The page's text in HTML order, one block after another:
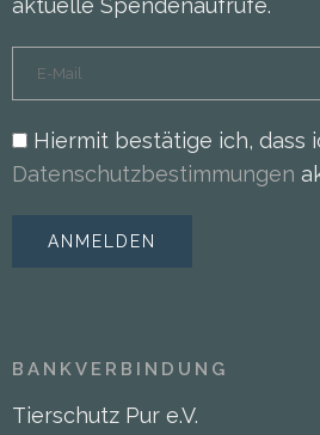
aktuelle Spendenaufrufe.
Hiermit bestätige ich, dass
Datenschutzbestimmungen
BANKVERBINDUNG
Tierschutz Pur e.V.